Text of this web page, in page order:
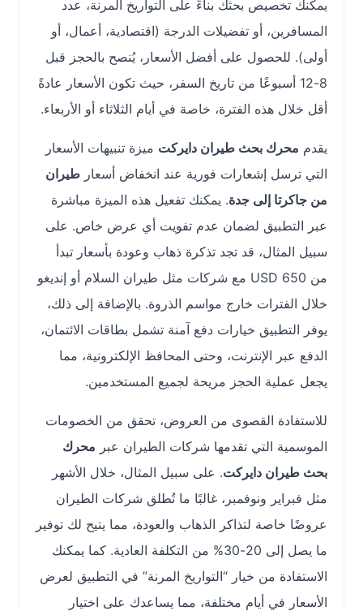
يمكنك تخصيص بحثك بناءً على التواريخ المرنة، عدد
المسافرين، أو تفضيلات الدرجة (اقتصادية، أعمال، أو
أولى). للحصول على أفضل الأسعار، يُنصح بالحجز قبل
8-12 أسبوعًا من تاريخ السفر، حيث تكون الأسعار عادةً
أقل خلال هذه الفترة، خاصة في أيام الثلاثاء أو الأربعاء.
محرك بحث طيران دايركتميزة تنبيهات الأسعار
التي ترسل إشعارات فورية عند انخفاض أسعارطيران
من جاكرتا إلى جدة. يمكنك تفعيل هذه الميزة مباشرة
عبر التطبيق لضمان عدم تفويت أي عرض خاص. على
سبيل المثال، قد تجد تذكرة ذهاب وعودة بأسعار تبدأ
من 650 USD مع شركات مثل طيران السلام أو إنديغو
خلال الفترات خارج مواسم الذروة. بالإضافة إلى ذلك،
يوفر التطبيق خيارات دفع آمنة تشمل بطاقات الائتمان،
الدفع عبر الإنترنت، وحتى المحافظ الإلكترونية، مما
يجعل عملية الحجز مريحة لجميع المستخدمين.
للاستفادة القصوى من العروض، تحقق من الخصومات
الموسمية التي تقدمها شركات الطيران عبرمحرك
بحث طيران دايركت. على سبيل المثال، خلال الأشهر
مثل فبراير ونوفمبر، غالبًا ما تُطلق شركات الطيران
عروضًا خاصة لتذاكر الذهاب والعودة، مما يتيح لك توفير
ما يصل إلى 20-30% من التكلفة العادية. كما يمكنك
الاستفادة من خيار “التواريخ المرنة” في التطبيق لعرض
الأسعار في أيام مختلفة، مما يساعدك على اختيار